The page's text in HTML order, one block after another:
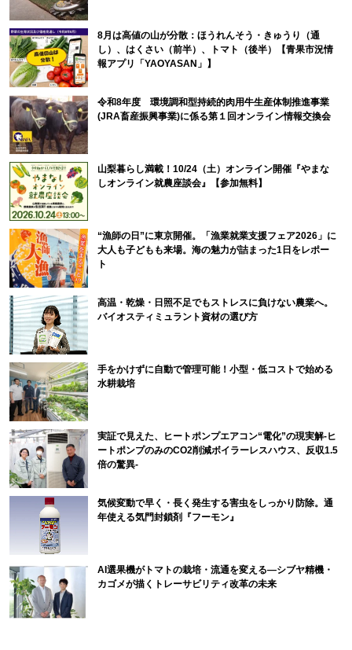
8月は高値の山が分散：ほうれんそう・きゅうり（通
し）、はくさい（前半）、トマト（後半）【青果市況情
報アプリ「YAOYASAN」】
令和8年度 環境調和型持続的肉用牛生産体制推進事業
(JRA畜産振興事業)に係る第１回オンライン情報交換会
山梨暮らし満載！10/24（土）オンライン開催『やまな
しオンライン就農座談会』【参加無料】
“漁師の日”に東京開催。「漁業就業支援フェア2026」に
大人も子どもも来場。海の魅力が詰まった1日をレポー
ト
高温・乾燥・日照不足でもストレスに負けない農業へ。
バイオスティミュラント資材の選び方
手をかけずに自動で管理可能！小型・低コストで始める
水耕栽培
実証で見えた、ヒートポンプエアコン“電化”の現実解-ヒ
ートポンプのみのCO2削減ボイラーレスハウス、反収1.5
倍の驚異-
気候変動で早く・長く発生する害虫をしっかり防除。通
年使える気門封鎖剤『フーモン』
AI選果機がトマトの栽培・流通を変える―シブヤ精機・
カゴメが描くトレーサビリティ改革の未来